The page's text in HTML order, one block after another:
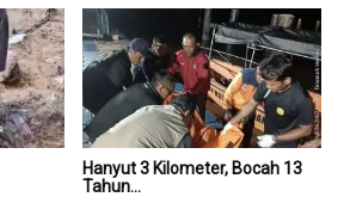
Hanyut 3 Kilometer, Bocah 13
Tahun...